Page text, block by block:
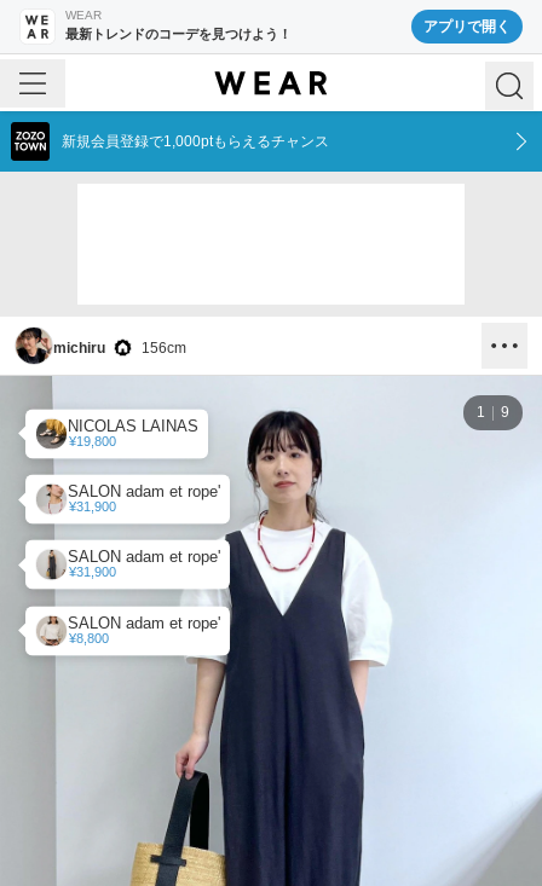
WEAR
最新トレンドのコーデを見つけよう！ アプリで開く
新規会員登録で1,000ptもらえるチャンス
michiru 156cm
NICOLAS LAINAS
¥19,800
SALON adam et rope'
¥31,900
SALON adam et rope'
¥31,900
SALON adam et rope'
¥8,800
1 9